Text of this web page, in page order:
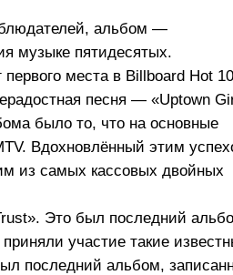
альбом —
музыке пятидесятых.
места в Billboard Hot
песня — «Uptown
было то, что на основные
Вдохновлённый этим
из самых кассовых двойных
Это был последний
участие такие
последний альбом,